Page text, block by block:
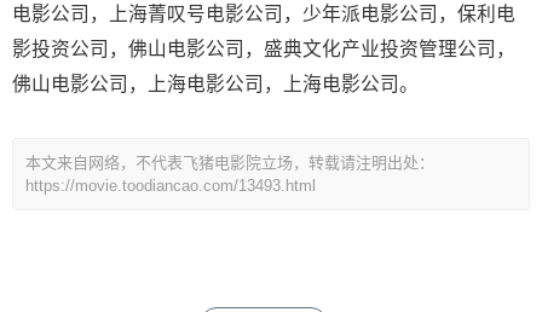
电影公司，上海菁叹号电影公司，少年派电影公司，保利电
影投资公司，佛山电影公司，盛典文化产业投资管理公司，
佛山电影公司，上海电影公司，上海电影公司。
本文来自网络，不代表飞猪电影院立场，转载请注明出处：
https://movie.toodiancao.com/13493.html